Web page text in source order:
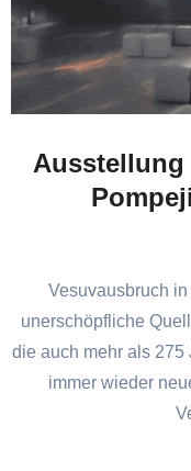
Ausstellung
Vesuvausbruch
unerschöpfliche
die auch mehr als
immer wieder